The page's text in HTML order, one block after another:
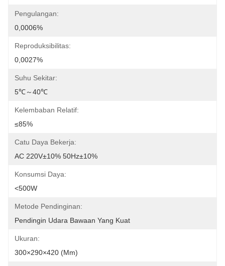
Pengulangan:
0,0006%
Reproduksibilitas:
0,0027%
Suhu Sekitar:
5℃～40℃
Kelembaban Relatif:
≤85%
Catu Daya Bekerja:
AC 220V±10% 50Hz±10%
Konsumsi Daya:
<500W
Metode Pendinginan:
Pendingin Udara Bawaan Yang Kuat
Ukuran:
300×290×420 (mm)